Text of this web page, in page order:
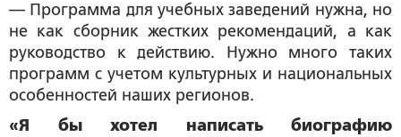
— Программа для учебных заведений нужна, но
не как сборник жестких рекомендаций, а как
руководство к действию. Нужно много таких
программ с учетом культурных и национальных
особенностей наших регионов.
«Я бы хотел написать биографию